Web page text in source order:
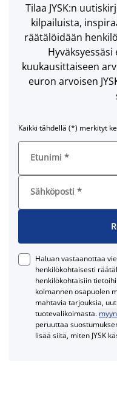
Tilaa JYSK:n
kilpailuista,
räätälöidään
kuukausittaiseen
euron arvoisen
Kaikki tähdellä (*) merkityt
Etunimi *
Sähköposti *
Haluan vastaanottaa
henkilökohtaisesti
henkilökohtaisiin
kolmannen osapuolen
mahtavia tarjouksia,
tuotevalikoimasta.
peruuttaa
lisää siitä, miten JYSK